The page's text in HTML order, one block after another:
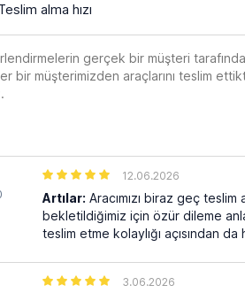
alma hızı
gerçek bir müşteri
bir müşterimizden araçlarını teslim
12.06.2026
Artılar: Aracımızı biraz geç
bekletildiğimiz için özür dileme
teslim etme kolaylığı açısından
3.06.2026